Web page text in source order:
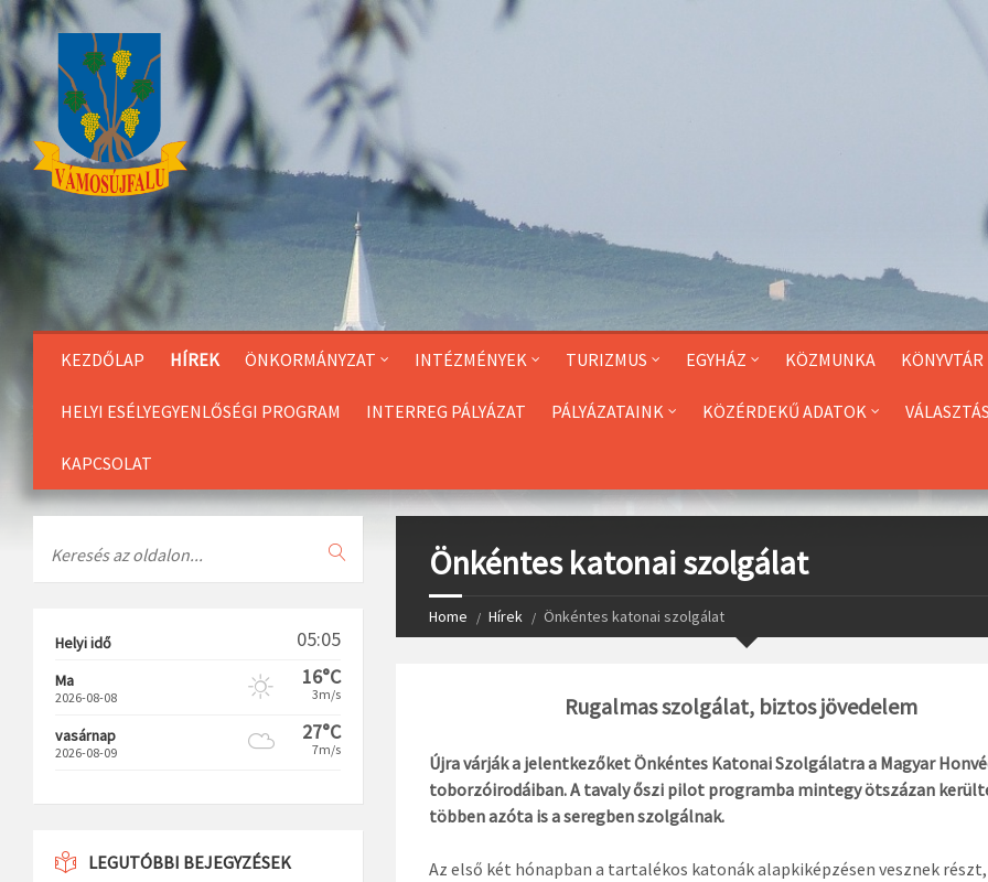
Skip
to
Content
KEZDŐLAP HÍREK ÖNKORMÁNYZAT INTÉZMÉNYEK TURIZMUS EGYHÁZ KÖZMUNKA KÖNYVTÁR
HELYI ESÉLYEGYENLŐSÉGI PROGRAM INTERREG PÁLYÁZAT PÁLYÁZATAINK KÖZÉRDEKŰ ADATOK
KAPCSOLAT
Önkéntes katonai szolgálat
Home Hírek Önkéntes katonai szolgálat
Rugalmas szolgálat, biztos jövedelem
Újra várják a jelentkezőket Önkéntes Katonai Szolgálatra a Magyar
toborzóirodáiban. A tavaly őszi pilot programba mintegy ötszázan
többen azóta is a seregben szolgálnak.
Az első két hónapban a tartalékos katonák alapkiképzésen vesznek részt,
Helyi idő 05:05
Ma
2026-08-08
16°C
3m/s
vasárnap
2026-08-09
27°C
7m/s
LEGUTÓBBI BEJEGYZÉSEK